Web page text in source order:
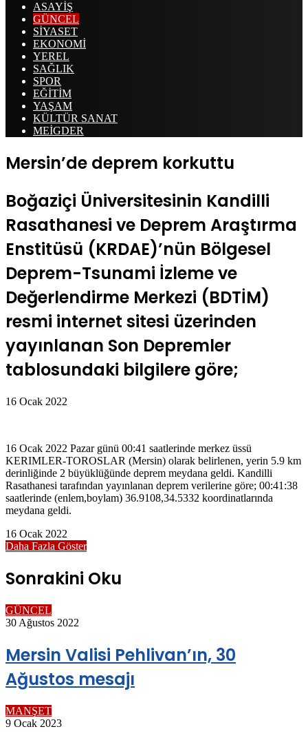
ASAYİŞ
GÜNCEL
SİYASET
EKONOMİ
YEREL
SAĞLIK
SPOR
EĞİTİM
YAŞAM
KÜLTÜR SANAT
MEİGDER
Mersin’de deprem korkuttu
Boğaziçi Üniversitesinin Kandilli
Rasathanesi ve Deprem Araştırma
Enstitüsü (KRDAE)’nün Bölgesel
Deprem-Tsunami İzleme ve
Değerlendirme Merkezi (BDTİM)
resmi internet sitesi üzerinden
yayınlanan Son Depremler
tablosundaki bilgilere göre;
16 Ocak 2022
16 Ocak 2022 Pazar günü 00:41 saatlerinde merkez üssü
KERIMLER-TOROSLAR (Mersin) olarak belirlenen, yerin 5.9 km
derinliğinde 2 büyüklüğünde deprem meydana geldi. Kandilli
Rasathanesi tarafından yayınlanan deprem verilerine göre; 00:41:38
saatlerinde (enlem,boylam) 36.9108,34.5332 koordinatlarında
meydana geldi.
16 Ocak 2022
Daha Fazla Göster
Sonrakini Oku
GÜNCEL
30 Ağustos 2022
Mersin Valisi Pehlivan’ın, 30
Ağustos mesajı
MANŞET
9 Ocak 2023